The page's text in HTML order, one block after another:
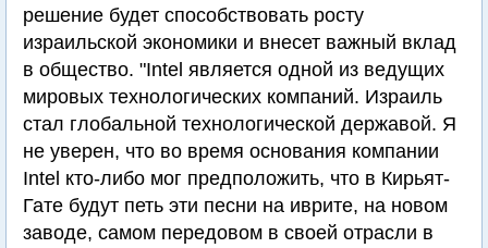
решение будет способствовать росту
израильской экономики и внесет важный вклад
в общество. "Intel является одной из ведущих
мировых технологических компаний. Израиль
стал глобальной технологической державой. Я
не уверен, что во время основания компании
Intel кто-либо мог предположить, что в Кирьят-
Гате будут петь эти песни на иврите, на новом
заводе, самом передовом в своей отрасли в